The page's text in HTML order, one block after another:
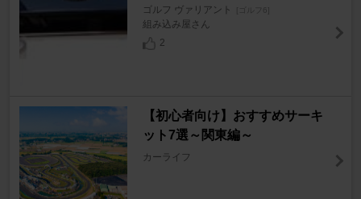
ゴルフ ヴァリアント
組み込み屋さん
2
【初心者向け】おすすめサーキ
ット7選～関東編～
カーライフ